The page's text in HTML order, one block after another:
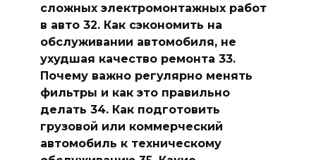
сложных электромонтажных работ
в авто 32. Как сэкономить на
обслуживании автомобиля, не
ухудшая качество ремонта 33.
Почему важно регулярно менять
фильтры и как это правильно
делать 34. Как подготовить
грузовой или коммерческий
автомобиль к техническому